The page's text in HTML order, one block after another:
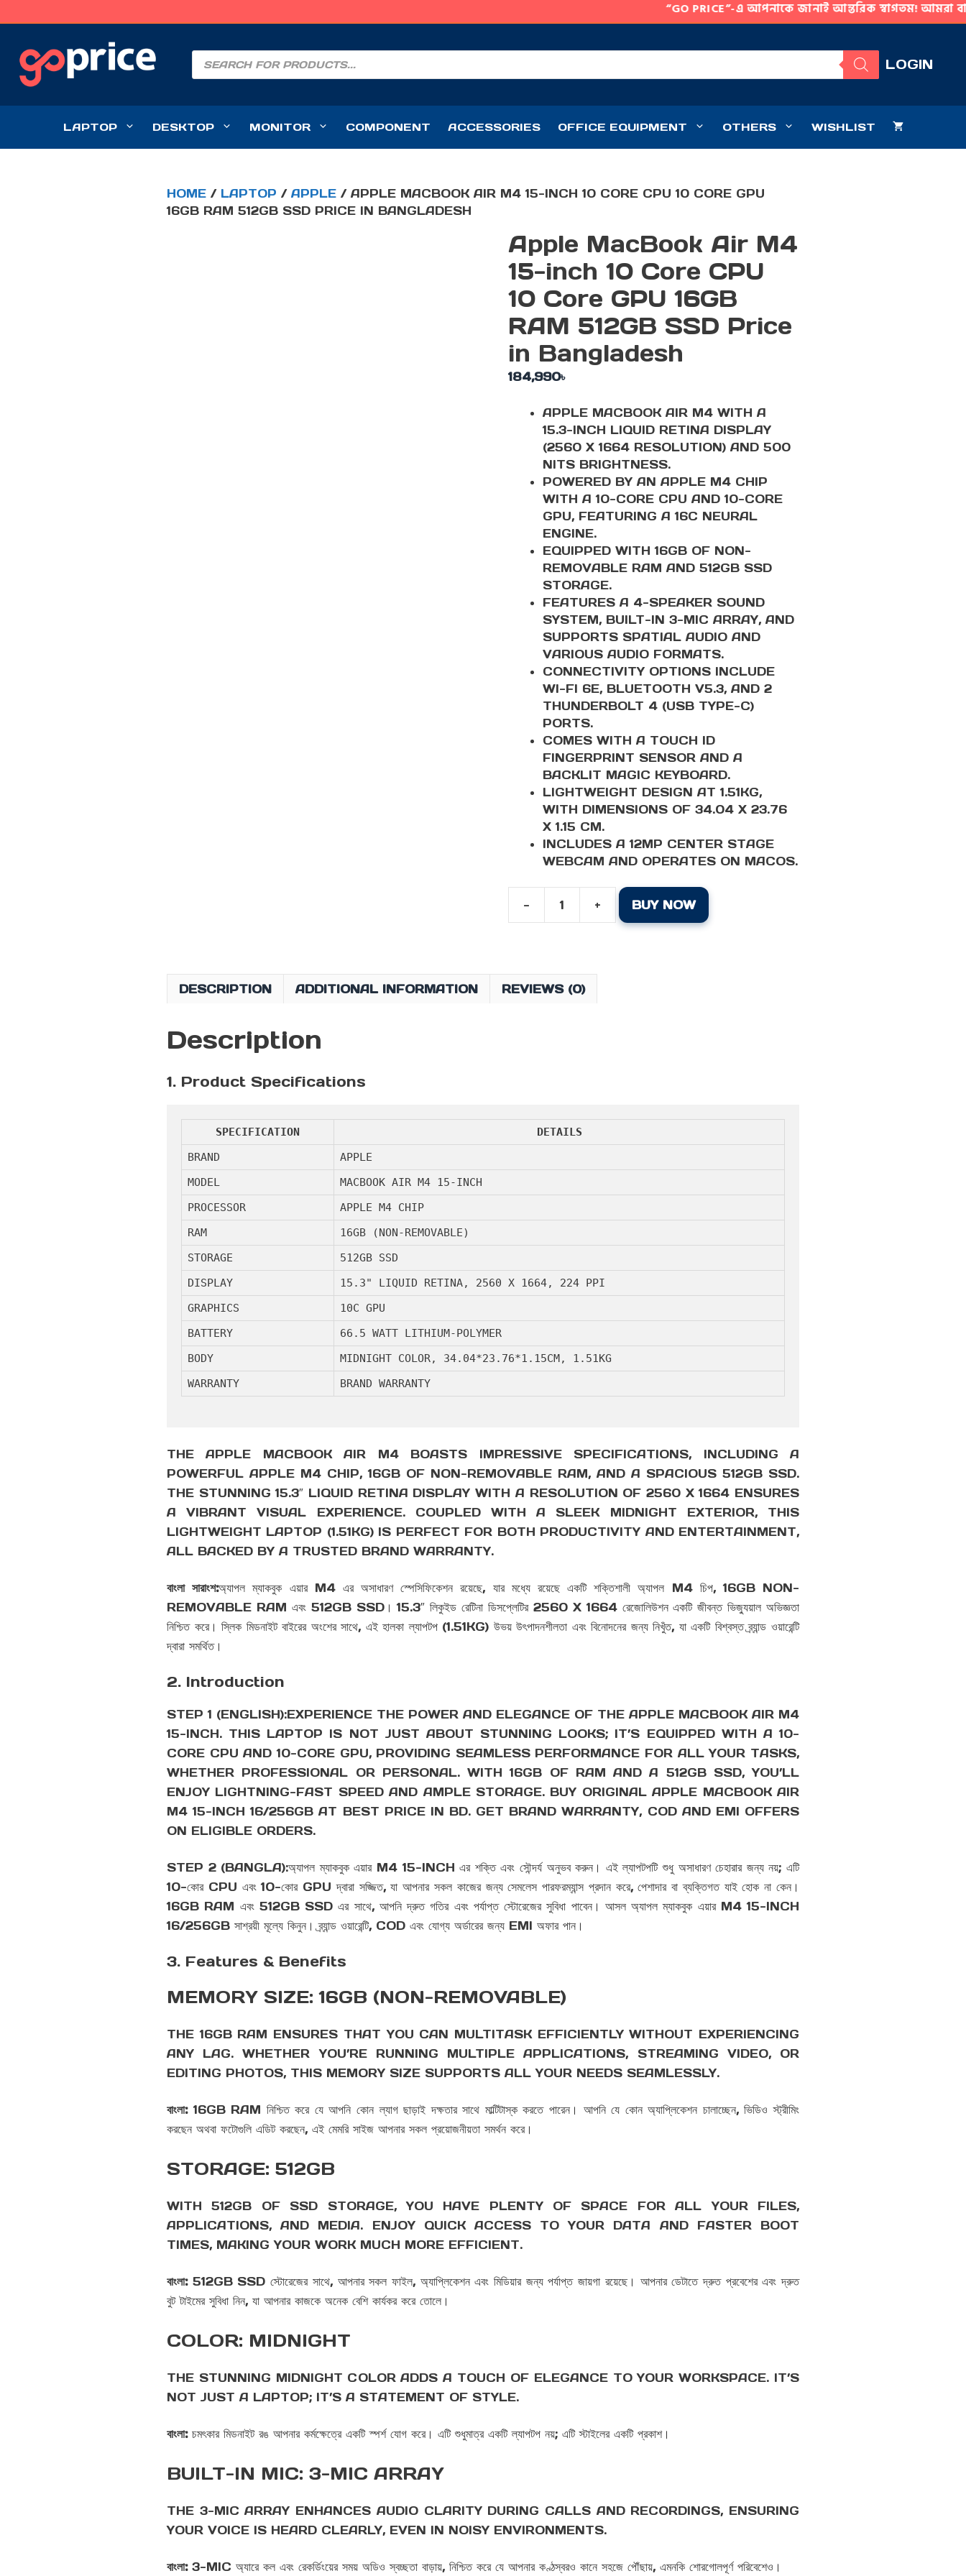
“GO PRICE”-এ আপনাকে জানাই আন্তরিক স্বাগতম! আমরা
CONTENT
PRODUCTS
SEARCH
LOGIN
LAPTOP DESKTOP MONITOR COMPONENT ACCESSORIES OFFICE EQUIPMENT OTHERS WISHLIST
HOME / LAPTOP / APPLE / APPLE MACBOOK AIR M4 15-INCH 10 CORE CPU 10 CORE GPU
16GB RAM 512GB SSD PRICE IN BANGLADESH
Apple MacBook Air M4
15-inch 10 Core CPU
10 Core GPU 16GB
RAM 512GB SSD Price
in Bangladesh
184,990৳
APPLE MACBOOK AIR M4 WITH A
15.3-INCH LIQUID RETINA DISPLAY
(2560 X 1664 RESOLUTION) AND 500
NITS BRIGHTNESS.
POWERED BY AN APPLE M4 CHIP
WITH A 10-CORE CPU AND 10-CORE
GPU, FEATURING A 16C NEURAL
ENGINE.
EQUIPPED WITH 16GB OF NON-
REMOVABLE RAM AND 512GB SSD
STORAGE.
FEATURES A 4-SPEAKER SOUND
SYSTEM, BUILT-IN 3-MIC ARRAY, AND
SUPPORTS SPATIAL AUDIO AND
VARIOUS AUDIO FORMATS.
CONNECTIVITY OPTIONS INCLUDE
WI-FI 6E, BLUETOOTH V5.3, AND 2
THUNDERBOLT 4 (USB TYPE-C)
PORTS.
COMES WITH A TOUCH ID
FINGERPRINT SENSOR AND A
BACKLIT MAGIC KEYBOARD.
LIGHTWEIGHT DESIGN AT 1.51KG,
WITH DIMENSIONS OF 34.04 X 23.76
X 1.15 CM.
INCLUDES A 12MP CENTER STAGE
WEBCAM AND OPERATES ON MACOS.
-
15-
16GB
RAM
SSD
+ BUY NOW
DESCRIPTION ADDITIONAL INFORMATION REVIEWS (0)
Description
1. Product Specifications
SPECIFICATION
DETAILS
BRAND
APPLE
MODEL
MACBOOK AIR M4 15-INCH
PROCESSOR
APPLE M4 CHIP
RAM
16GB (NON-REMOVABLE)
STORAGE
512GB SSD
DISPLAY
15.3" LIQUID RETINA, 2560 X 1664, 224 PPI
GRAPHICS
10C GPU
BATTERY
66.5 WATT LITHIUM-POLYMER
BODY
MIDNIGHT COLOR, 34.04*23.76*1.15CM, 1.51KG
WARRANTY
BRAND WARRANTY
THE APPLE MACBOOK AIR M4 BOASTS IMPRESSIVE SPECIFICATIONS, INCLUDING A
POWERFUL APPLE M4 CHIP, 16GB OF NON-REMOVABLE RAM, AND A SPACIOUS 512GB SSD.
THE STUNNING 15.3″ LIQUID RETINA DISPLAY WITH A RESOLUTION OF 2560 X 1664 ENSURES
A VIBRANT VISUAL EXPERIENCE. COUPLED WITH A SLEEK MIDNIGHT EXTERIOR, THIS
LIGHTWEIGHT LAPTOP (1.51KG) IS PERFECT FOR BOTH PRODUCTIVITY AND ENTERTAINMENT,
ALL BACKED BY A TRUSTED BRAND WARRANTY.
বাংলা সারাংশ:অ্যাপল ম্যাকবুক এয়ার M4 এর অসাধারণ স্পেসিফিকেশন রয়েছে, যার মধ্যে রয়েছে একটি শক্তিশালী অ্যাপল M4 চিপ, 16GB NON-
REMOVABLE RAM এবং 512GB SSD। 15.3″ লিকুইড রেটিনা ডিসপ্লেটির 2560 X 1664 রেজোলিউশন একটি জীবন্ত ভিজ্যুয়াল অভিজ্ঞতা
নিশ্চিত করে। স্লিক মিডনাইট বাইরের অংশের সাথে, এই হালকা ল্যাপটপ (1.51KG) উভয় উৎপাদনশীলতা এবং বিনোদনের জন্য নিখুঁত, যা একটি বিশ্বস্ত ব্র্যান্ড ওয়ারেন্টি
দ্বারা সমর্থিত।
2. Introduction
STEP 1 (ENGLISH):EXPERIENCE THE POWER AND ELEGANCE OF THE APPLE MACBOOK AIR M4
15-INCH. THIS LAPTOP IS NOT JUST ABOUT STUNNING LOOKS; IT’S EQUIPPED WITH A 10-
CORE CPU AND 10-CORE GPU, PROVIDING SEAMLESS PERFORMANCE FOR ALL YOUR TASKS,
WHETHER PROFESSIONAL OR PERSONAL. WITH 16GB OF RAM AND A 512GB SSD, YOU’LL
ENJOY LIGHTNING-FAST SPEED AND AMPLE STORAGE. BUY ORIGINAL APPLE MACBOOK AIR
M4 15-INCH 16/256GB AT BEST PRICE IN BD. GET BRAND WARRANTY, COD AND EMI OFFERS
ON ELIGIBLE ORDERS.
STEP 2 (BANGLA):অ্যাপল ম্যাকবুক এয়ার M4 15-INCH এর শক্তি এবং সৌন্দর্য অনুভব করুন। এই ল্যাপটপটি শুধু অসাধারণ চেহারার জন্য নয়; এটি
10-কোর CPU এবং 10-কোর GPU দ্বারা সজ্জিত, যা আপনার সকল কাজের জন্য সেমলেস পারফরম্যান্স প্রদান করে, পেশাদার বা ব্যক্তিগত যাই হোক না কেন।
16GB RAM এবং 512GB SSD এর সাথে, আপনি দ্রুত গতির এবং পর্যাপ্ত স্টোরেজের সুবিধা পাবেন। আসল অ্যাপল ম্যাকবুক এয়ার M4 15-INCH
16/256GB সাশ্রয়ী মূল্যে কিনুন। ব্র্যান্ড ওয়ারেন্টি, COD এবং যোগ্য অর্ডারের জন্য EMI অফার পান।
3. Features & Benefits
MEMORY SIZE: 16GB (NON-REMOVABLE)
THE 16GB RAM ENSURES THAT YOU CAN MULTITASK EFFICIENTLY WITHOUT EXPERIENCING
ANY LAG. WHETHER YOU’RE RUNNING MULTIPLE APPLICATIONS, STREAMING VIDEO, OR
EDITING PHOTOS, THIS MEMORY SIZE SUPPORTS ALL YOUR NEEDS SEAMLESSLY.
বাংলা:16GB RAM নিশ্চিত করে যে আপনি কোন ল্যাগ ছাড়াই দক্ষতার সাথে মাল্টিটাস্ক করতে পারেন। আপনি যে কোন অ্যাপ্লিকেশন চালাচ্ছেন, ভিডিও স্ট্রীমিং
করছেন অথবা ফটোগুলি এডিট করছেন, এই মেমরি সাইজ আপনার সকল প্রয়োজনীয়তা সমর্থন করে।
STORAGE: 512GB
WITH 512GB OF SSD STORAGE, YOU HAVE PLENTY OF SPACE FOR ALL YOUR FILES,
APPLICATIONS, AND MEDIA. ENJOY QUICK ACCESS TO YOUR DATA AND FASTER BOOT
TIMES, MAKING YOUR WORK MUCH MORE EFFICIENT.
বাংলা:512GB SSD স্টোরেজের সাথে, আপনার সকল ফাইল, অ্যাপ্লিকেশন এবং মিডিয়ার জন্য পর্যাপ্ত জায়গা রয়েছে। আপনার ডেটাতে দ্রুত প্রবেশের এবং দ্রুত
বুট টাইমের সুবিধা নিন, যা আপনার কাজকে অনেক বেশি কার্যকর করে তোলে।
COLOR: MIDNIGHT
THE STUNNING MIDNIGHT COLOR ADDS A TOUCH OF ELEGANCE TO YOUR WORKSPACE. IT’S
NOT JUST A LAPTOP; IT’S A STATEMENT OF STYLE.
বাংলা:চমৎকার মিডনাইট রঙ আপনার কর্মক্ষেত্রে একটি স্পর্শ যোগ করে। এটি শুধুমাত্র একটি ল্যাপটপ নয়; এটি স্টাইলের একটি প্রকাশ।
BUILT-IN MIC: 3-MIC ARRAY
THE 3-MIC ARRAY ENHANCES AUDIO CLARITY DURING CALLS AND RECORDINGS, ENSURING
YOUR VOICE IS HEARD CLEARLY, EVEN IN NOISY ENVIRONMENTS.
বাংলা:3-MIC অ্যারে কল এবং রেকর্ডিংয়ের সময় অডিও স্বচ্ছতা বাড়ায়, নিশ্চিত করে যে আপনার কণ্ঠস্বরও কানে সহজে পৌঁছায়, এমনকি শোরগোলপূর্ণ পরিবেশেও।